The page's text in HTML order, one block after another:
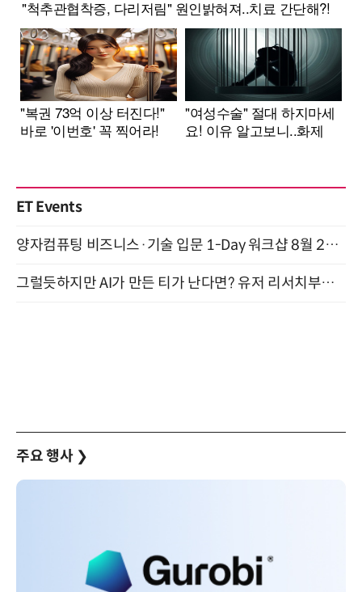
ET Events
양자컴퓨팅 비즈니스·기술 입문 1-Day 워크샵 8월 28일 개최
그럴듯하지만 AI가 만든 티가 난다면? 유저 리서치부터 배포까지! (9/15)
주요 행사 ❯